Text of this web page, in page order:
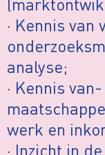
· Kennis
analyse;
· Kennis
werk en
· Inzicht in